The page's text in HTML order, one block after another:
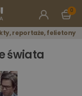
0
reportaże, felietony
świata